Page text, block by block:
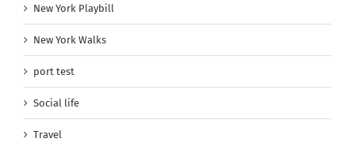
New York Playbill
New York Walks
port test
Social life
Travel